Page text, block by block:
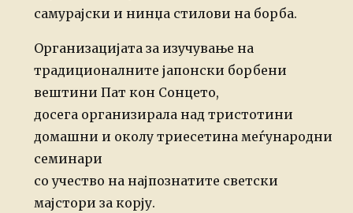
самурајски и нинџа стилови на борба.
Организацијата за изучување на
традиционалните јапонски борбени
вештини Пат кон Сонцето,
досега организирала над тристотини
домашни и околу триесетина меѓународни
семинари
со учество на најпознатите светски
мајстори за корју.